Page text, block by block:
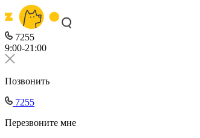
7255
9:00-21:00
Позвонить
7255
Перезвоните мне